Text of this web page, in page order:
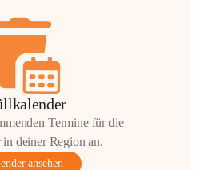
Termine für die
deiner Region an.
ansehen